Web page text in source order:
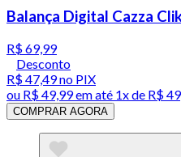
Balança Digital Cazza
R$ 69,99
Desconto
R$ 47,49no PIX
ou R$ 49,99em até 1x de R$
COMPRAR AGORA